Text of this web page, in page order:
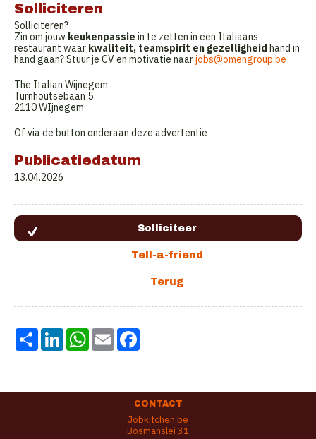
Solliciteren
Solliciteren?
Zin om jouw keukenpassie in te zetten in een Italiaans
restaurant waar kwaliteit, teamspirit en gezelligheid hand in
hand gaan? Stuur je CV en motivatie naarjobs@omengroup.be
The Italian Wijnegem
Turnhoutsebaan 5
2110 WIjnegem
Of via de button onderaan deze advertentie
Publicatiedatum
13.04.2026
Share LinkedInWhatsApp
Email
CONTACT
Jobkitchen.be
Bosmanslei 31